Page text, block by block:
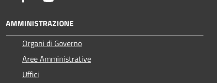
AMMINISTRAZIONE
Organi di Governo
Aree Amministrative
Uffici